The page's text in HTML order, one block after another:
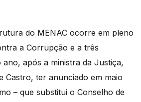
do MENAC ocorre em pleno
a Corrupção e a três
ano, após a ministra da Justiça,
Castro, ter anunciado em maio
– que substitui o Conselho de